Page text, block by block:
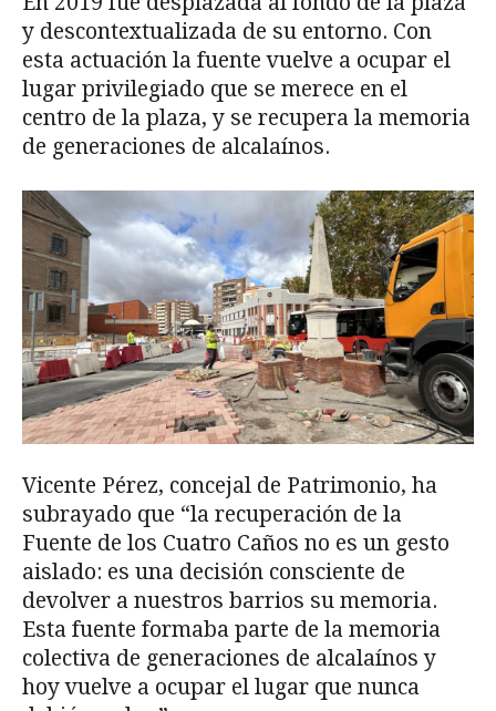
y descontextualizada de su entorno. Con
esta actuación la fuente vuelve a ocupar el
lugar privilegiado que se merece en el
centro de la plaza, y se recupera la memoria
de generaciones de alcalaínos.
Vicente Pérez, concejal de Patrimonio, ha
subrayado que “la recuperación de la
Fuente de los Cuatro Caños no es un gesto
aislado: es una decisión consciente de
devolver a nuestros barrios su memoria.
Esta fuente formaba parte de la memoria
colectiva de generaciones de alcalaínos y
hoy vuelve a ocupar el lugar que nunca